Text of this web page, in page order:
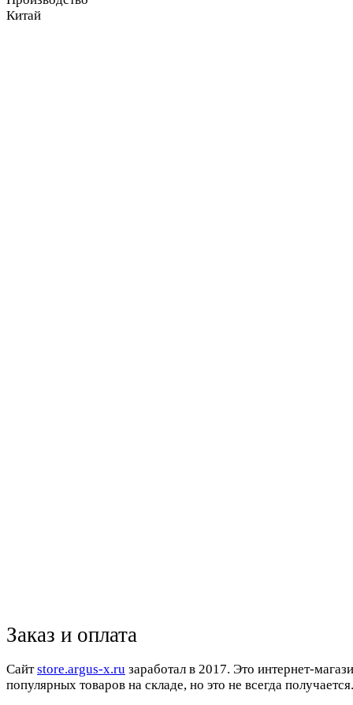
Китай
Заказ и оплата
Cайтstore.argus-x.ru заработал в 2017. Это интернет-
популярных товаров на складе, но это не всегда